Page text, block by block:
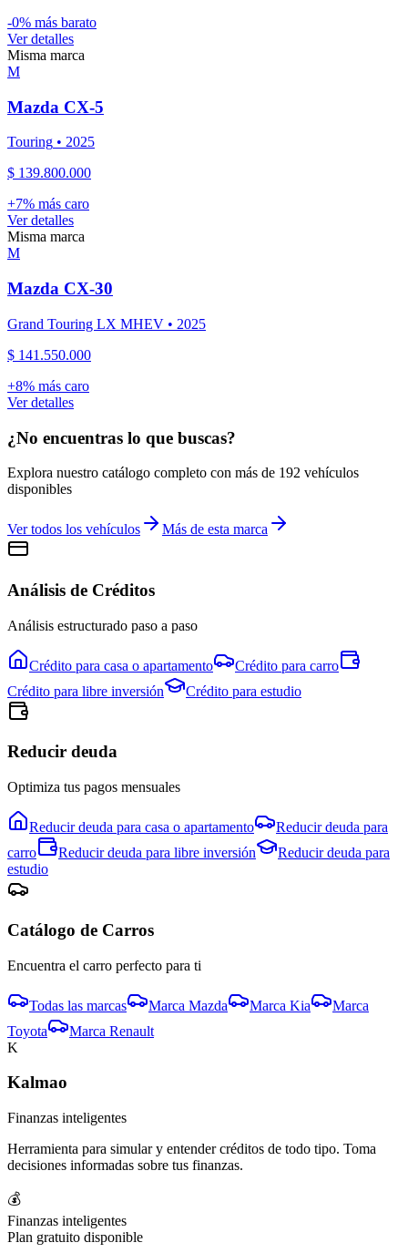
-0% más barato
Ver detalles
Misma marca
M
Mazda CX-5
Touring • 2025
$ 139.800.000
+7% más caro
Ver detalles
Misma marca
M
Mazda CX-30
Grand Touring LX MHEV • 2025
$ 141.550.000
+8% más caro
Ver detalles
¿No encuentras lo que buscas?
Explora nuestro catálogo completo con más de 192 vehículos
disponibles
Ver todos los vehículos Más de esta marca
Análisis de Créditos
Análisis estructurado paso a paso
Crédito para casa o apartamento Crédito para carro
Crédito para libre inversión Crédito para estudio
Reducir deuda
Optimiza tus pagos mensuales
Reducir deuda para casa o apartamento
Reducir deuda para
carro
Reducir deuda para libre inversión
Reducir deuda para
estudio
Catálogo de Carros
Encuentra el carro perfecto para ti
Todas las marcas Marca Mazda Marca Kia
Marca
Toyota
Marca Renault
K
Kalmao
Finanzas inteligentes
Herramienta para simular y entender créditos de todo tipo. Toma
decisiones informadas sobre tus finanzas.
💰
Finanzas inteligentes
Plan gratuito disponible